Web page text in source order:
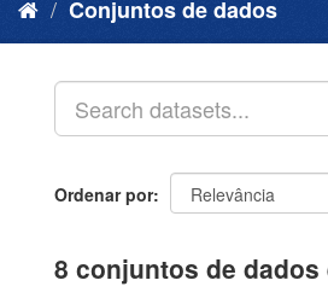
Conjuntos de dados
Ordenar por
8 conjuntos de